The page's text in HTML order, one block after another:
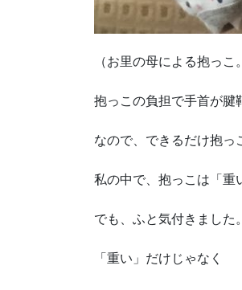
（お里の母による抱っこ
抱っこの負担で手首が腱
なので、できるだけ抱っ
私の中で、抱っこは「重
でも、ふと気付きました。
「重い」だけじゃなく